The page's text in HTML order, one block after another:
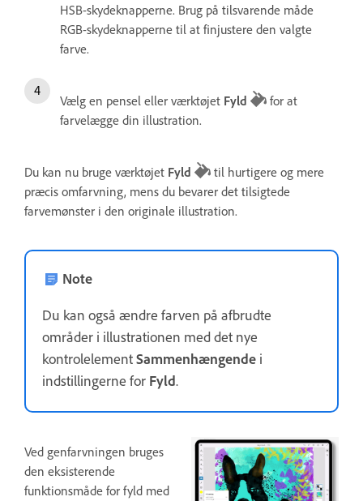
HSB-skydeknapperne. Brug på tilsvarende måde
RGB-skydeknapperne til at finjustere den valgte
farve.
Vælg en pensel eller værktøjet Fyld
for at
farvelægge din illustration.
Du kan nu bruge værktøjet Fyld
til hurtigere og mere
præcis omfarvning, mens du bevarer det tilsigtede
farvemønster i den originale illustration.
Note
Du kan også ændre farven på afbrudte
områder i illustrationen med det nye
kontrolelementSammenhængende i
indstillingerne for Fyld.
Ved genfarvningen bruges
den eksisterende
funktionsmåde for fyld med